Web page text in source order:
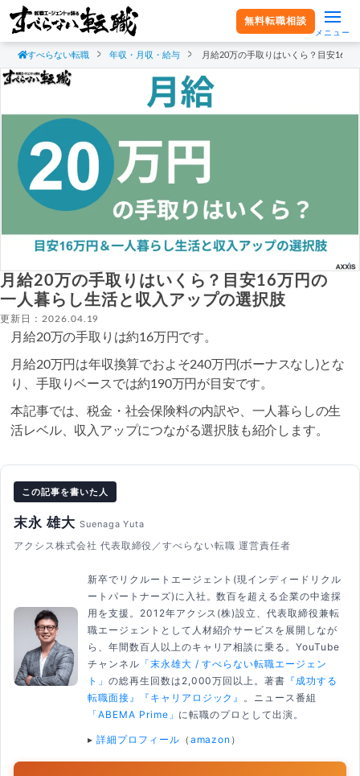
無料転職相談
メニュー
すべらない転職 年収・月収・給与 月給20万の手取りはいくら？目安16万
月給20万の手取りはいくら？目安16万円の
一人暮らし生活と収入アップの選択肢
更新日：2026.04.19
月給20万の手取りは約16万円です。
月給20万円は年収換算でおよそ240万円(ボーナスなし)とな
り、手取りベースでは約190万円が目安です。
本記事では、税金・社会保険料の内訳や、一人暮らしの生
活レベル、収入アップにつながる選択肢も紹介します。
この記事を書いた人
末永 雄大 Suenaga Yuta
アクシス株式会社 代表取締役／すべらない転職 運営責任者
新卒でリクルートエージェント(現インディードリクル
ートパートナーズ)に入社。数百を超える企業の中途採
用を支援。2012年アクシス(株)設立、代表取締役兼転
職エージェントとして人材紹介サービスを展開しなが
ら、年間数百人以上のキャリア相談に乗る。YouTube
チャンネル 「末永雄大 / すべらない転職エージェン
ト」 の総再生回数は2,000万回以上。著書 『成功する
転職面接』
『キャリアロジック』
。ニュース番組
「ABEMA Prime」 に転職のプロとして出演。
▸ 詳細プロフィール （ amazon ）